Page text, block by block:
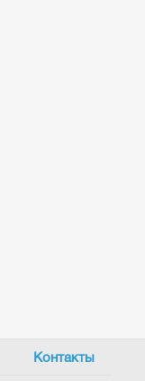
Контакты